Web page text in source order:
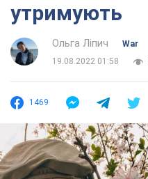
утримують
Ольга Ліпич
War
19.08.2022 01:58
1469